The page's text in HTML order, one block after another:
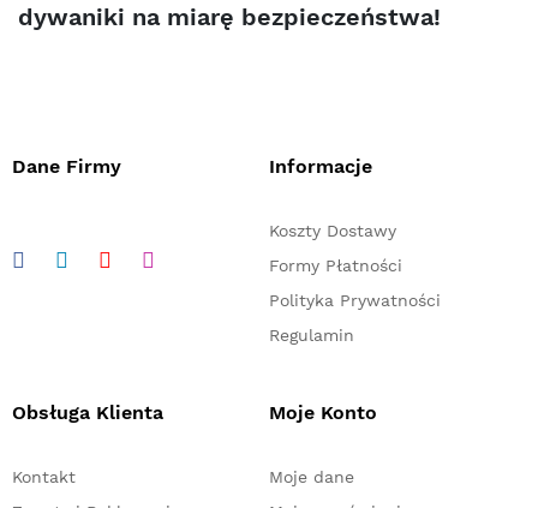
dywaniki na miarę bezpieczeństwa!
Dane Firmy Informacje
Koszty Dostawy
Formy Płatności
Polityka Prywatności
Regulamin
Obsługa Klienta
Kontakt
Moje Konto
Moje dane